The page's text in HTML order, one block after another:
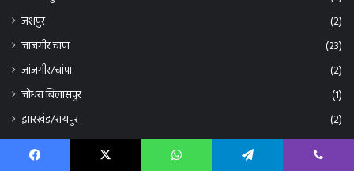
जशपुर
(2)
जांजगीर चांपा
(23)
जांजगीर/चांपा
(2)
जोधरा बिलासपुर
(1)
झारखंड/रायपुर
(2)
तखतपुर
(5)
तिरुवनंतपुरम/ रायपुर